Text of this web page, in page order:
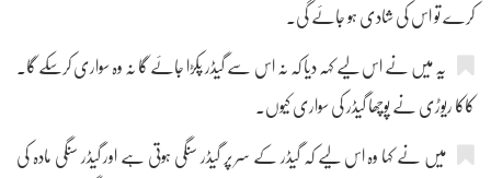
کرے تو اس کی شادی ہو جائے گی۔
یہ میں نے اس لیے کہہ دیا کہ نہ اس سے گیڈر پکڑا جائے گا نہ وہ سواری کرسکے گا۔
کاکا ریوڑی نے پوچھا گیڈر کی سواری کیوں۔
میں نے کہا وہ اس لیے کہ گیڈر کے سر پر گیڈر سنگی ہوتی ہے اور گیڈر سنگی مادہ کی